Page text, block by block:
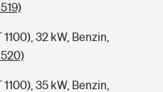
32 kW, Benzin,
35 kW, Benzin,